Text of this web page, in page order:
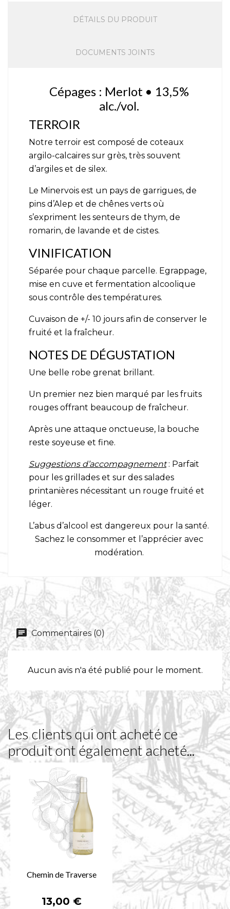
DÉTAILS DU PRODUIT
DOCUMENTS JOINTS
Cépages : Merlot • 13,5%
alc./vol.
TERROIR
Notre terroir est composé de coteaux
argilo-calcaires sur grès, très souvent
d’argiles et de silex.
Le Minervois est un pays de garrigues, de
pins d’Alep et de chênes verts où
s’expriment les senteurs de thym, de
romarin, de lavande et de cistes.
VINIFICATION
Séparée pour chaque parcelle. Egrappage,
mise en cuve et fermentation alcoolique
sous contrôle des températures.
Cuvaison de +/- 10 jours afin de conserver le
fruité et la fraîcheur.
NOTES DE DÉGUSTATION
Une belle robe grenat brillant.
Un premier nez bien marqué par les fruits
rouges offrant beaucoup de fraîcheur.
Après une attaque onctueuse, la bouche
reste soyeuse et fine.
Suggestions d’accompagnement: Parfait
pour les grillades et sur des salades
printanières nécessitant un rouge fruité et
léger.
L’abus d’alcool est dangereux pour la santé.
Sachez le consommer et l’apprécier avec
modération.
Commentaires (0)
Aucun avis n'a été publié pour le moment.
Les clients qui ont acheté ce
produit ont également acheté...
Chemin de Traverse
Prix
13,00 €